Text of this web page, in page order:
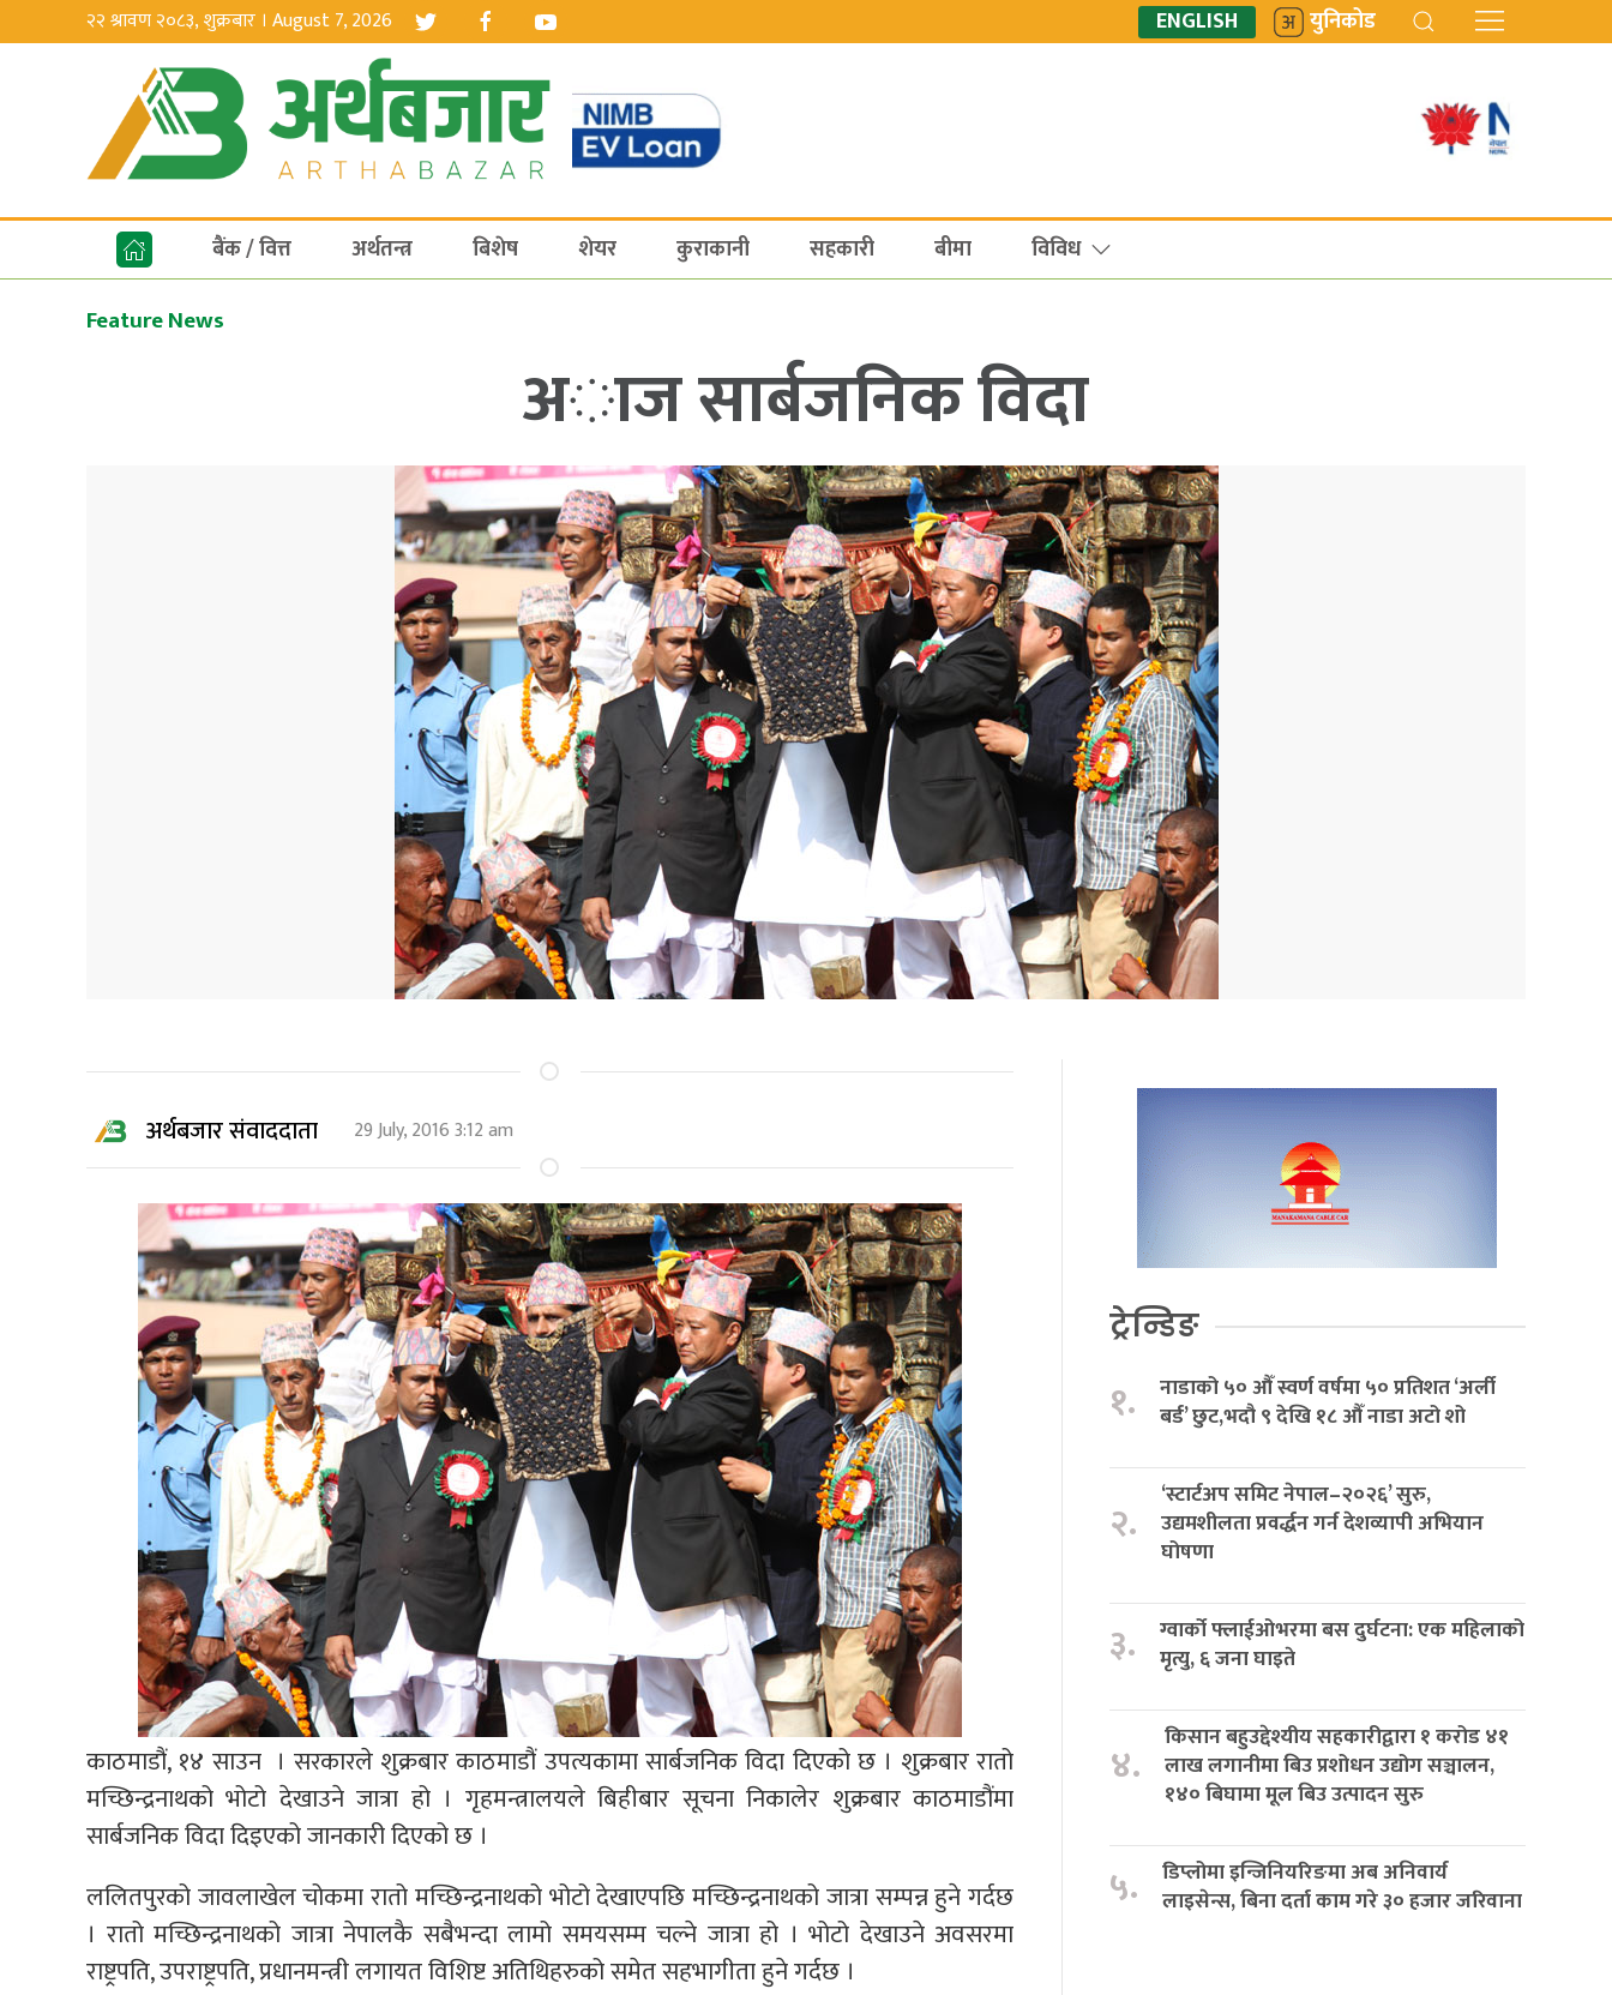
२२ श्रावण २०८३, शुक्रबार । August 7, 2026 ENGLISH युनिकोड
बैंक / वित्त अर्थतन्त्र बिशेष शेयर कुराकानी सहकारी बीमा विविध
Feature News
अाज सार्बजनिक विदा
अर्थबजार संवाददाता 29 July, 2016 3:12 am
काठमाडौं, १४ साउन । सरकारले शुक्रबार काठमाडौं उपत्यकामा सार्बजनिक विदा दिएको छ । शुक्रबार रातो
मच्छिन्द्रनाथको भोटो देखाउने जात्रा हो । गृहमन्त्रालयले बिहीबार सूचना निकालेर शुक्रबार काठमाडौंमा
सार्बजनिक विदा दिइएको जानकारी दिएको छ ।
ललितपुरको जावलाखेल चोकमा रातो मच्छिन्द्रनाथको भोटो देखाएपछि मच्छिन्द्रनाथको जात्रा सम्पन्न हुने गर्दछ
। रातो मच्छिन्द्रनाथको जात्रा नेपालकै सबैभन्दा लामो समयसम्म चल्ने जात्रा हो । भोटो देखाउने अवसरमा
राष्ट्रपति, उपराष्ट्रपति, प्रधानमन्त्री लगायत विशिष्ट अतिथिहरुको समेत सहभागीता हुने गर्दछ ।
ट्रेन्डिङ
१.
नाडाको ५० औँ स्वर्ण वर्षमा ५० प्रतिशत ‘अर्ली
बर्ड’ छुट,भदौ ९ देखि १८ औँ नाडा अटो शो
२.
‘स्टार्टअप समिट नेपाल–२०२६’ सुरु,
उद्यमशीलता प्रवर्द्धन गर्न देशव्यापी अभियान
घोषणा
३.
ग्वार्को फ्लाईओभरमा बस दुर्घटना: एक महिलाको
मृत्यु, ६ जना घाइते
४.
किसान बहुउद्देश्यीय सहकारीद्वारा १ करोड ४१
लाख लगानीमा बिउ प्रशोधन उद्योग सञ्चालन,
१४० बिघामा मूल बिउ उत्पादन सुरु
५.
डिप्लोमा इन्जिनियरिङमा अब अनिवार्य
लाइसेन्स, बिना दर्ता काम गरे ३० हजार जरिवाना